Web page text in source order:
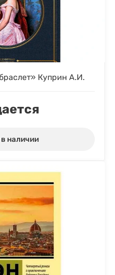
Куприн А.И.
наличии